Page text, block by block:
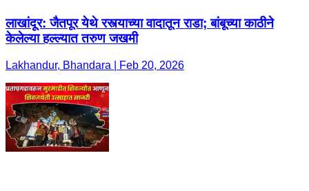
लाखांदूर: जैतपूर येथे रस्त्याच्या वादातून राडा; बांबूच्या काठीने
केलेल्या हल्ल्यात तरुण जखमी
Lakhandur, Bhandara | Feb 20, 2026